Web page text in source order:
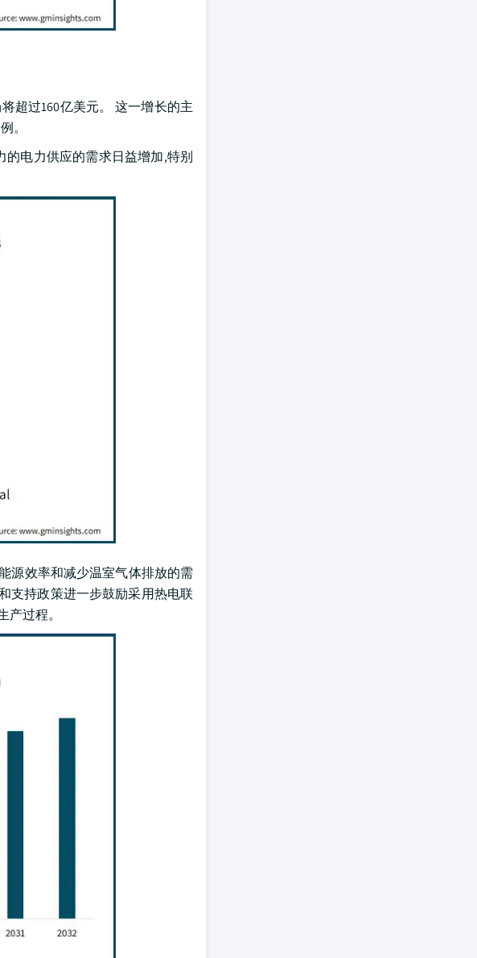
超过160亿美元。 这一增长的主
。
电力供应的需求日益增加,特别
源效率和减少温室气体排放的需
支持政策进一步鼓励采用热电联
过程。